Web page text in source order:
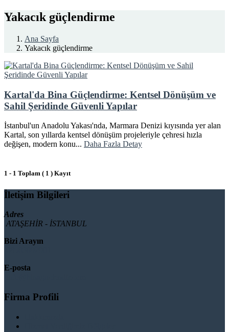
Yakacık güçlendirme
Ana Sayfa
Yakacık güçlendirme
Kartal'da Bina Güçlendirme: Kentsel Dönüşüm ve
Sahil Şeridinde Güvenli Yapılar
İstanbul'un Anadolu Yakası'nda, Marmara Denizi kıyısında yer alan
Kartal, son yıllarda kentsel dönüşüm projeleriyle çehresi hızla
değişen, modern konu... Daha Fazla Detay
1 - 1 Toplam ( 1 ) Kayıt
İletişim Bilgileri
Adres
ATAŞEHİR - İSTANBUL
Bizi Arayın
E-posta
Firma Profili